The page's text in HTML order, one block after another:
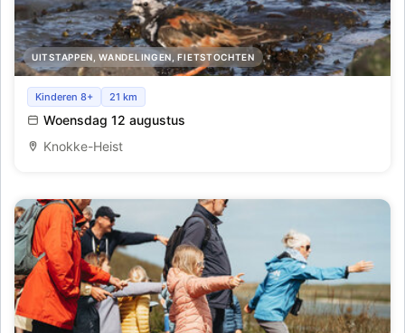
UITSTAPPEN, WANDELINGEN, FIETSTOCHTEN
Geleide natuurwandeling in het natuurreservaat 't
Voorland' bij Nummer Eén.
Kinderen 8+ 21 km
Woensdag 12 augustus
Knokke-Heist